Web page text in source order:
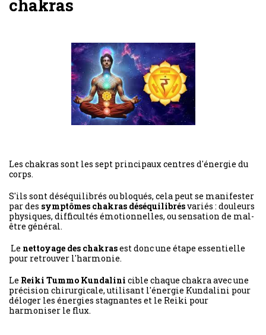
chakras
Les chakras sont les sept principaux centres d'énergie du
corps.
S'ils sont déséquilibrés ou bloqués, cela peut se manifester
par des symptômes chakras déséquilibrésvariés : douleurs
physiques, difficultés émotionnelles, ou sensation de mal-
être général.
Le nettoyage des chakrasest donc une étape essentielle
pour retrouver l'harmonie.
Le Reiki Tummo Kundalini cible chaque chakra avec une
précision chirurgicale, utilisant l'énergie Kundalini pour
déloger les énergies stagnantes et le Reiki pour
harmoniser le flux.